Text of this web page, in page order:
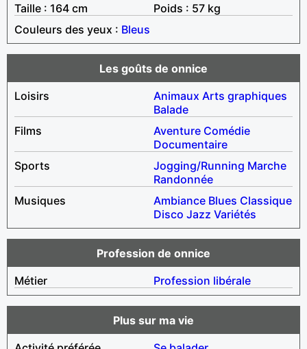
Taille : 164 cm
Poids : 57 kg
Couleurs des yeux : Bleus
Les goûts de onnice
Loisirs
Animaux Arts graphiques
Balade
Films
Aventure Comédie
Documentaire
Sports
Jogging/Running Marche
Randonnée
Musiques
Ambiance Blues Classique
Disco Jazz Variétés
Profession de onnice
Métier
Profession libérale
Plus sur ma vie